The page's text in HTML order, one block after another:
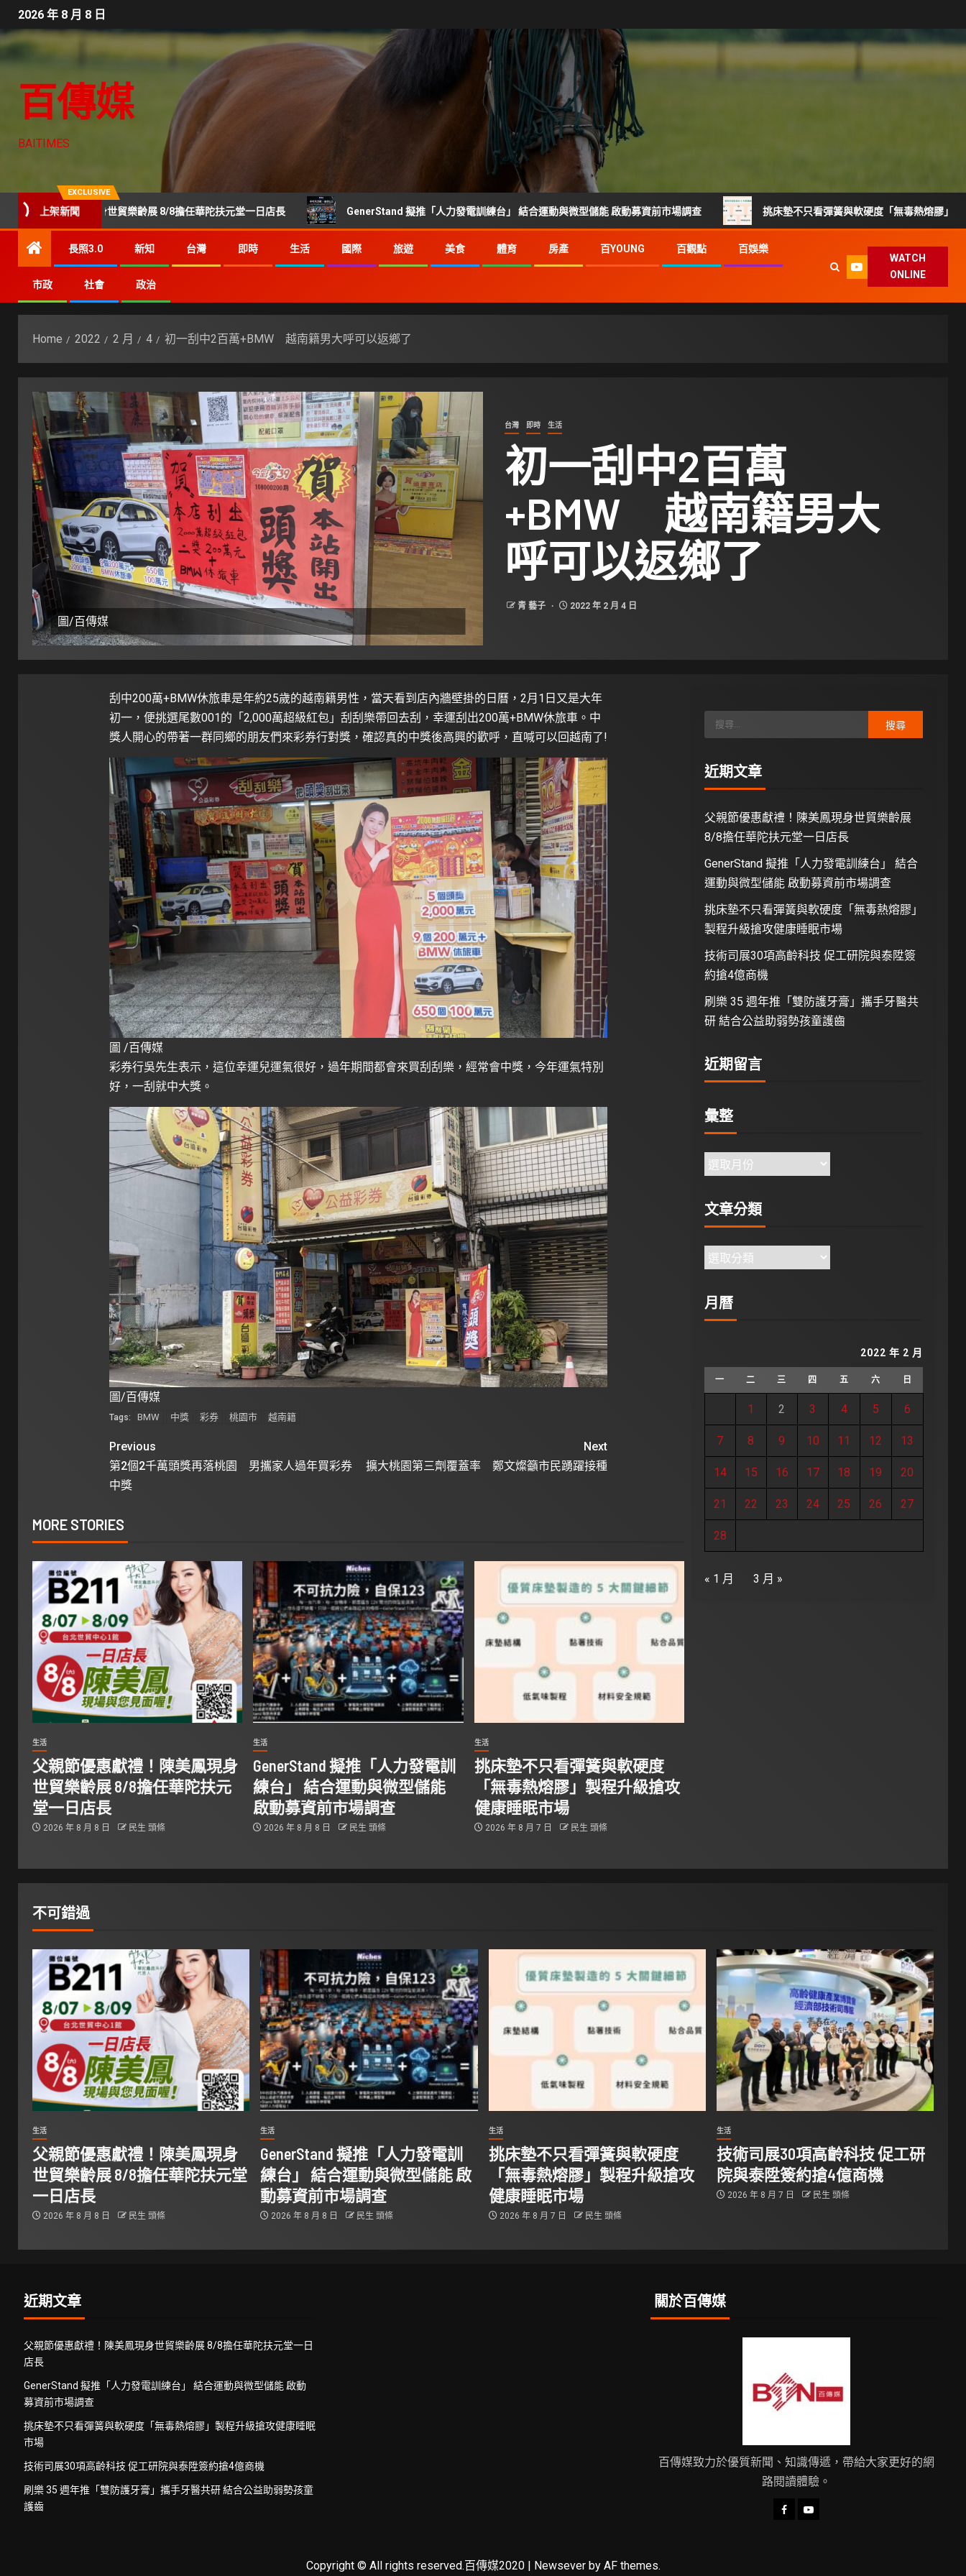
2026 年 8 月 8 日
百傳媒
BAITIMES
EXCLUSIVE
上架新聞
美鳳現身世貿樂齡展 8/8擔任華陀扶元堂一日店長 GenerStand 擬推「人力發電訓練台」 結合運動與微型儲能 啟動募資前市場調查 挑床墊不只看彈簧與軟硬度「無毒熱熔膠」製程升級搶攻
長照3.0 新知 台灣 即時 生活 國際 旅遊 美食 體育 房產 百YOUNG 百觀點 百娛樂
市政 社會 政治
WATCH
ONLINE
Home 2022 2 月 4 初一刮中2百萬+BMW 越南籍男大呼可以返鄉了
圖/百傳媒
台灣 即時 生活
初一刮中2百萬
+BMW 越南籍男大
呼可以返鄉了
青 藝子 2022 年 2 月 4 日
刮中200萬+BMW休旅車是年約25歲的越南籍男性，當天看到店內牆壁掛的日曆，2月1日又是大年
初一，便挑選尾數001的「2,000萬超級紅包」刮刮樂帶回去刮，幸運刮出200萬+BMW休旅車。中
獎人開心的帶著一群同鄉的朋友們來彩券行對獎，確認真的中獎後高興的歡呼，直喊可以回越南了!
圖 /百傳媒
彩券行吳先生表示，這位幸運兒運氣很好，過年期間都會來買刮刮樂，經常會中獎，今年運氣特別
好，一刮就中大獎。
圖/百傳媒
Tags: BMW 中獎 彩券 桃園市 越南籍
Previous
第2個2千萬頭獎再落桃園 男攜家人過年買彩券
中獎
Next
擴大桃園第三劑覆蓋率 鄭文燦籲市民踴躍接種
MORE STORIES
生活
父親節優惠獻禮！陳美鳳現身
世貿樂齡展 8/8擔任華陀扶元
堂一日店長
2026 年 8 月 8 日 民生 頭條
生活
GenerStand 擬推「人力發電訓
練台」 結合運動與微型儲能
啟動募資前市場調查
2026 年 8 月 8 日 民生 頭條
生活
挑床墊不只看彈簧與軟硬度
「無毒熱熔膠」製程升級搶攻
健康睡眠市場
2026 年 8 月 7 日 民生 頭條
近期文章
父親節優惠獻禮！陳美鳳現身世貿樂齡展
8/8擔任華陀扶元堂一日店長
GenerStand 擬推「人力發電訓練台」 結合
運動與微型儲能 啟動募資前市場調查
挑床墊不只看彈簧與軟硬度「無毒熱熔膠」
製程升級搶攻健康睡眠市場
技術司展30項高齡科技 促工研院與泰陞簽
約搶4億商機
刷樂 35 週年推「雙防護牙膏」攜手牙醫共
研 結合公益助弱勢孩童護齒
近期留言
彙整
文章分類
月曆
2022 年 2 月
一 二 三 四 五 六 日
1 2 3 4 5 6
7 8 9 10 11 12 13
14 15 16 17 18 19 20
21 22 23 24 25 26 27
28
« 1 月 3 月 »
不可錯過
生活
父親節優惠獻禮！陳美鳳現身
世貿樂齡展 8/8擔任華陀扶元堂
一日店長
2026 年 8 月 8 日 民生 頭條
生活
GenerStand 擬推「人力發電訓
練台」 結合運動與微型儲能 啟
動募資前市場調查
2026 年 8 月 8 日 民生 頭條
生活
挑床墊不只看彈簧與軟硬度
「無毒熱熔膠」製程升級搶攻
健康睡眠市場
2026 年 8 月 7 日 民生 頭條
生活
技術司展30項高齡科技 促工研
院與泰陞簽約搶4億商機
2026 年 8 月 7 日 民生 頭條
近期文章
父親節優惠獻禮！陳美鳳現身世貿樂齡展 8/8擔任華陀扶元堂一日
店長
GenerStand 擬推「人力發電訓練台」 結合運動與微型儲能 啟動
募資前市場調查
挑床墊不只看彈簧與軟硬度「無毒熱熔膠」製程升級搶攻健康睡眠
市場
技術司展30項高齡科技 促工研院與泰陞簽約搶4億商機
刷樂 35 週年推「雙防護牙膏」攜手牙醫共研 結合公益助弱勢孩童
護齒
關於百傳媒
百傳媒致力於優質新聞、知識傳遞，帶給大家更好的網
路閱讀體驗。
Copyright © All rights reserved.百傳媒2020 | Newseverby AF themes.